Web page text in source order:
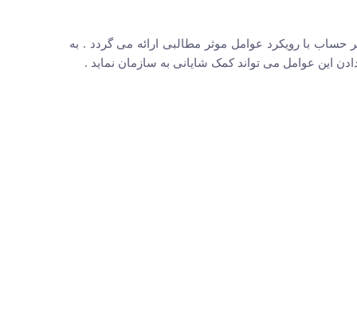
با رویکرد عوامل موثر مطالبی ارائه می گردد . به
این عوامل می تواند کمک شایانی به سازمان نماید .